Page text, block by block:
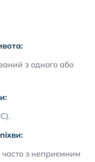
з одного або
часто з неприємним